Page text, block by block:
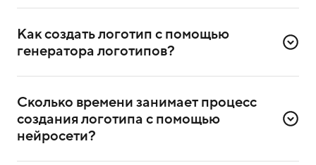
Как создать логотип с помощью
генератора логотипов?
в сервисе. Достаточно ввести номер телефона
и подтвердить регистрацию через СМС.
После регистрации выберете в сервисе генератор
логотипов и приступите к созданию.
Сколько времени занимает процесс
создания логотипа с помощью
нейросети?